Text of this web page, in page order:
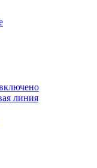
линия